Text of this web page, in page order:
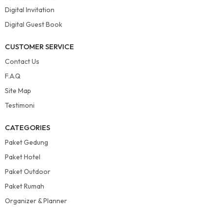
Digital Invitation
Digital Guest Book
CUSTOMER SERVICE
Contact Us
F.A.Q
Site Map
Testimoni
CATEGORIES
Paket Gedung
Paket Hotel
Paket Outdoor
Paket Rumah
Organizer & Planner